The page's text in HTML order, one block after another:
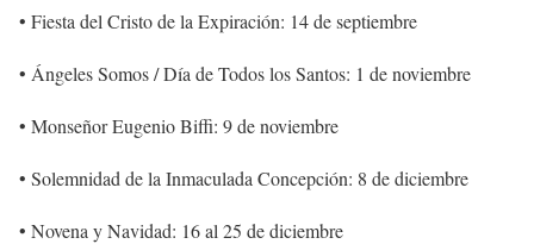
• Fiesta del Cristo de la Expiración: 14 de septiembre
• Ángeles Somos / Día de Todos los Santos: 1 de noviembre
• Monseñor Eugenio Biffi: 9 de noviembre
• Solemnidad de la Inmaculada Concepción: 8 de diciembre
• Novena y Navidad: 16 al 25 de diciembre